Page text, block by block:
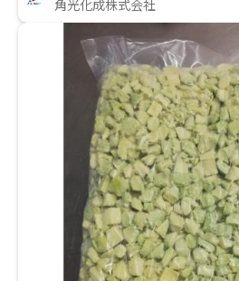
角光化成株式会社